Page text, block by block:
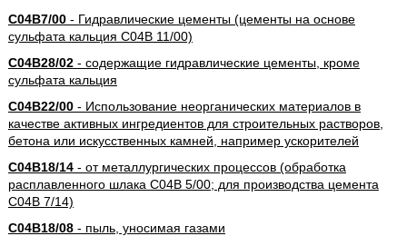
C04B7/00- Гидравлические цементы (цементы на основе
сульфата кальция C04B 11/00)
C04B28/02- содержащие гидравлические цементы, кроме
сульфата кальция
C04B22/00- Использование неорганических материалов в
качестве активных ингредиентов для строительных растворов,
бетона или искусственных камней, например ускорителей
C04B18/14- от металлургических процессов (обработка
расплавленного шлака C04B 5/00; для производства цемента
C04B 7/14)
C04B18/08- пыль, уносимая газами